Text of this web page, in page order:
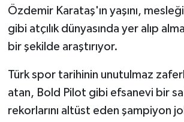
Özdemir Karataş'ın yaşını,
gibi atçılık dünyasında yer alıp
bir şekilde araştırıyor.
Türk spor tarihinin unutulmaz
atan, Bold Pilot gibi efsanevi bir
rekorlarını altüst eden şampiyon